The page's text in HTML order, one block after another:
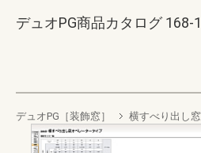
デュオPG商品カタログ 168-
デュオPG［装飾窓］ 横すべり出し